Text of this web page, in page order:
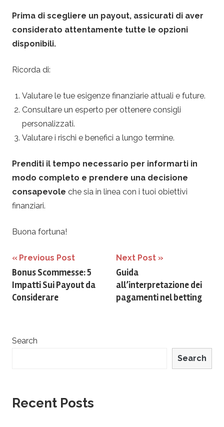
Prima di scegliere un payout, assicurati di aver
considerato attentamente tutte le opzioni
disponibili.
Ricorda di:
Valutare le tue esigenze finanziarie attuali e future.
Consultare un esperto per ottenere consigli
personalizzati.
Valutare i rischi e benefici a lungo termine.
Prenditi il tempo necessario per informarti in
modo completo e prendere una decisione
consapevole che sia in linea con i tuoi obiettivi
finanziari.
Buona fortuna!
Navigazione
articoli
Previous Post
Bonus Scommesse: 5
Impatti Sui Payout da
Considerare
Next Post
Guida
all’interpretazione dei
pagamenti nel betting
Search
Search
Recent Posts